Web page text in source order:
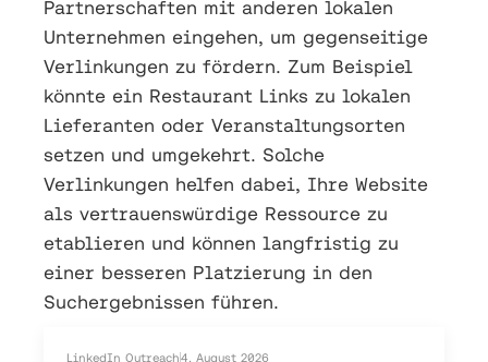
Partnerschaften mit anderen lokalen
Unternehmen eingehen, um gegenseitige
Verlinkungen zu fördern. Zum Beispiel
könnte ein Restaurant Links zu lokalen
Lieferanten oder Veranstaltungsorten
setzen und umgekehrt. Solche
Verlinkungen helfen dabei, Ihre Website
als vertrauenswürdige Ressource zu
etablieren und können langfristig zu
einer besseren Platzierung in den
Suchergebnissen führen.
LinkedIn Outreach4. August 2026